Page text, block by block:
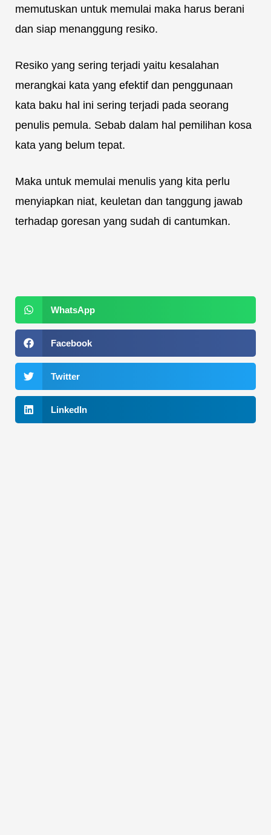
memutuskan untuk memulai maka harus berani
dan siap menanggung resiko.
Resiko yang sering terjadi yaitu kesalahan
merangkai kata yang efektif dan penggunaan
kata baku hal ini sering terjadi pada seorang
penulis pemula. Sebab dalam hal pemilihan kosa
kata yang belum tepat.
Maka untuk memulai menulis yang kita perlu
menyiapkan niat, keuletan dan tanggung jawab
terhadap goresan yang sudah di cantumkan.
WhatsApp
Facebook
Twitter
LinkedIn